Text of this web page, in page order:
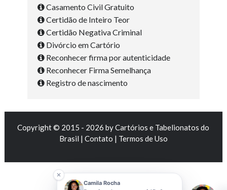
Casamento Civil Gratuito
Certidão de Inteiro Teor
Certidão Negativa Criminal
Divórcio em Cartório
Reconhecer firma por autenticidade
Reconhecer Firma Semelhança
Registro de nascimento
Copyright © 2015 - 2026 byCartórios e Tabelionatos do
Brasil | Contato | Termos de Uso
Camila Rocha